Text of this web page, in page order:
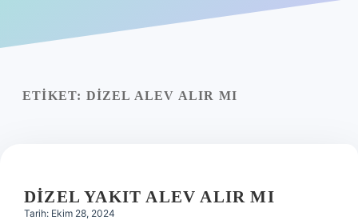
Yasal Uyarı
ETIKET: DIZEL ALEV ALIR MI
DIZEL YAKIT ALEV ALIR MI
Tarih: Ekim 28, 2024